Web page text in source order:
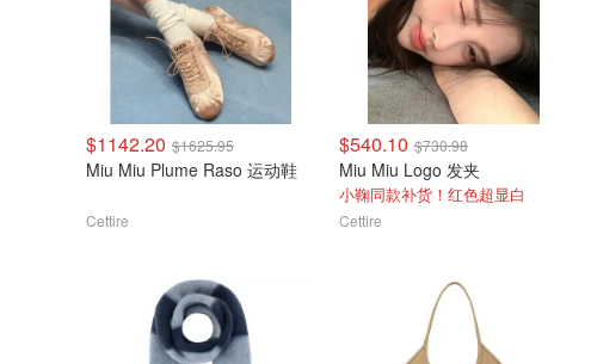
$1142.20 $1625.95
Miu Miu Plume Raso 运动鞋
Cettire
$540.10 $730.98
Miu Miu Logo 发夹
小鞠同款补货！红色超显白
Cettire